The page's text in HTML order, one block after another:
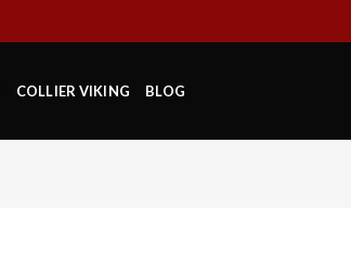
COLLIER VIKING BLOG